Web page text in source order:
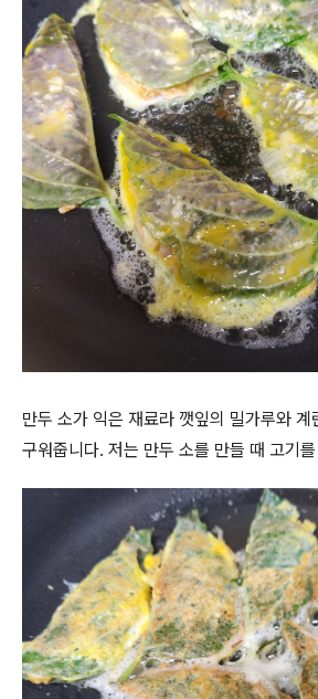
만두 소가 익은 재료라 깻잎의 밀가루와
구워줍니다. 저는 만두 소를 만들 때 고기